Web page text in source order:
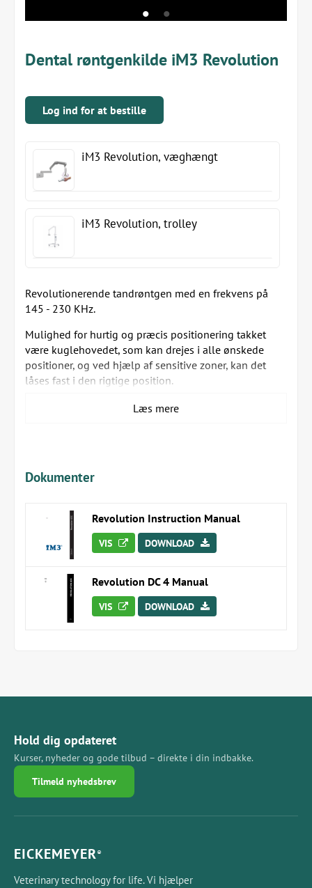
Dental røntgenkilde iM3 Revolution
Log ind for at bestille
iM3 Revolution, væghængt
iM3 Revolution, trolley
Revolutionerende tandrøntgen med en frekvens på
145 - 230 KHz.
Mulighed for hurtig og præcis positionering takket
være kuglehovedet, som kan drejes i alle ønskede
positioner, og ved hjælp af sensitive zoner, kan det
låses fast i den rigtige position.
Leveres med håndholdt trådløs udløser.
iM3 tandrøntgen Revolution, væghængt (varenr.
iM3X1300)
Specifikationer for iM3 Revolution:
Frekvens: 145 - 230 KHz
Eksponeringstid: 0,01 - 1.000 sek.
Væghængt model fås i længderne: 40, 60 eller 90
cm. Max. afstand fra væg: 230 cm
Læs mere
Dokumenter
Revolution Instruction Manual
VIS DOWNLOAD
Revolution DC 4 Manual
VIS DOWNLOAD
Hold dig opdateret
Kurser, nyheder og gode tilbud – direkte i din indbakke.
Tilmeld nyhedsbrev
EICKEMEYER®
Veterinary technology for life. Vi hjælper